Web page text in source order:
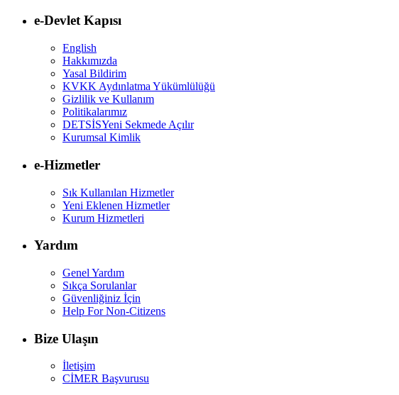
e-Devlet Kapısı
English
Hakkımızda
Yasal Bildirim
KVKK Aydınlatma Yükümlülüğü
Gizlilik ve Kullanım
Politikalarımız
DETSİSYeni Sekmede Açılır
Kurumsal Kimlik
e-Hizmetler
Sık Kullanılan Hizmetler
Yeni Eklenen Hizmetler
Kurum Hizmetleri
Yardım
Genel Yardım
Sıkça Sorulanlar
Güvenliğiniz İçin
Help For Non-Citizens
Bize Ulaşın
İletişim
CİMER Başvurusu